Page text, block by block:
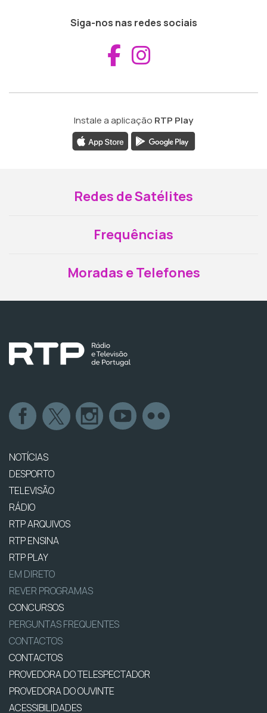
Siga-nos nas redes sociais
Aceder ao
Instale a aplicação RTP Play
Redes de Satélites
Frequências
Moradas e Telefones
NOTÍCIAS
DESPORTO
TELEVISÃO
RÁDIO
RTP ARQUIVOS
RTP ENSINA
RTP PLAY
EM DIRETO
REVER PROGRAMAS
CONCURSOS
PERGUNTAS FREQUENTES
CONTACTOS
CONTACTOS
PROVEDORA DO TELESPECTADOR
PROVEDORA DO OUVINTE
ACESSIBILIDADES